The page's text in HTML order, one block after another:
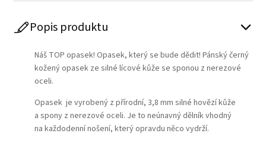
Popis produktu
Náš TOP opasek! Opasek, který se bude dědit! Pánský černý
kožený opasek ze silné lícové kůže se sponou z nerezové
oceli.
Opasek je vyrobený z přírodní, 3,8 mm silné hovězí kůže
a spony z nerezové oceli. Je to neúnavný dělník vhodný
na každodenní nošení, který opravdu něco vydrží.